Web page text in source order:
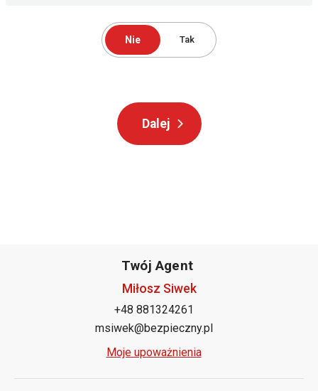
Twój Agent
Miłosz Siwek
+48 881324261
msiwek@bezpieczny.pl
Moje upoważnienia